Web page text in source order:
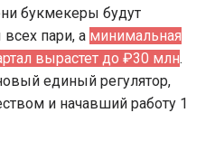
букмекеры будут
пари, а минимальная
вырастет до ₽30 млн.
единый регулятор,
и начавший работу 1